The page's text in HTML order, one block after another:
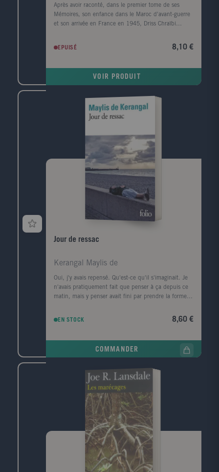
Après avoir raconté, dans le premier tome de ses
Mémoires, son enfance dans le Maroc d'avant-guerre
et son arrivée en France en 1945, Driss Chraïbi
l'Alsace, et s'y installe avec sa femme dans une sorte
communauté maghrébine trouve en lui l'une de ses
ensuite les années France Culture, les années
canadiennes, les années à l'Ile d'Yeu, les amis et les
rencontres (François Mitterrand, Lucien Bodard...),
EPUISÉ 8,10 €
VOIR PRODUIT
Jour de ressac
Kerangal Maylis de
Oui, j'y avais repensé. Qu'est-ce qu'il s'imaginait. Je
n'avais pratiquement fait que penser à ça depuis ce
matin, mais y penser avait fini par prendre la forme
conteneurs." Le corps d'un homme est retrouvé au
police, elle prend le train pour Le Havre, ville de son
longtemps. Durant ce jour de retour, cherchant à
comprendre ce qui la lie à ce mort dont elle ignore
tout, elle va exhumer ses souvenirs mais aussi la
mémoire de cette ville traumatisée par la guerre, ce
qui a disparu, ce qui a survécu, et raviver les vestiges
d'un amour adolescent.
EN STOCK 8,60 €
COMMANDER